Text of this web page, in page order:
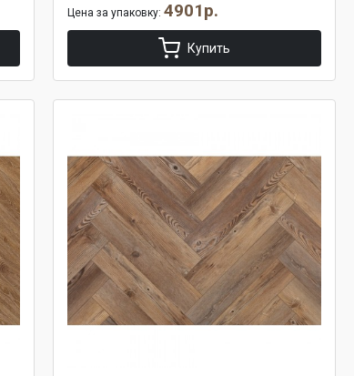
Цена за упаковку: 4901р.
Купить